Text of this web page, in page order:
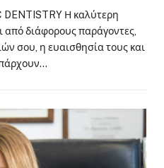
Η καλύτερη
από διάφορους παράγοντες,
σου, η ευαισθησία τους και